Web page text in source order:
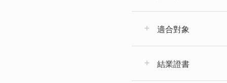
適合對象
結業證書